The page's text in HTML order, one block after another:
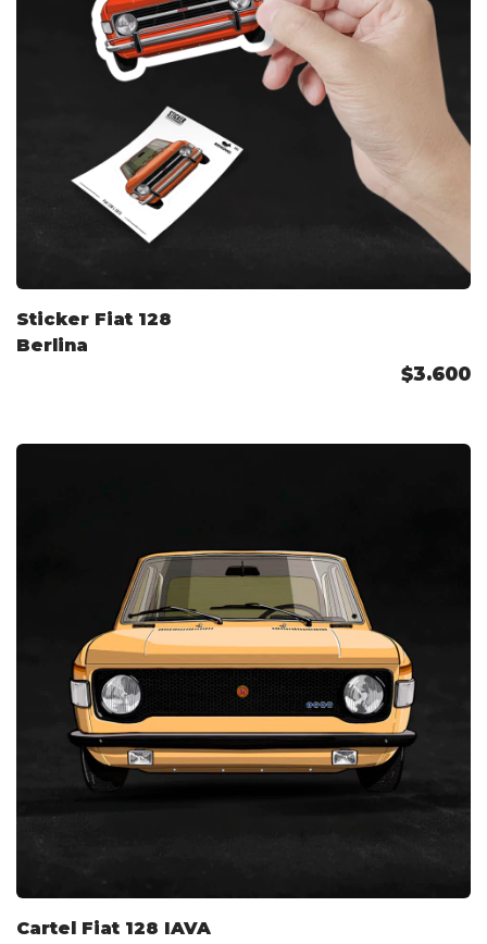
Sticker Fiat 128
Berlina
$3.600
Cartel Fiat 128 IAVA